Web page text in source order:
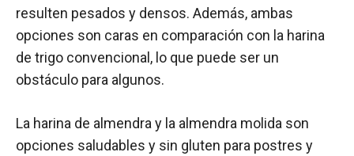
resulten pesados y densos. Además, ambas
opciones son caras en comparación con la harina
de trigo convencional, lo que puede ser un
obstáculo para algunos.
La harina de almendra y la almendra molida son
opciones saludables y sin gluten para postres y